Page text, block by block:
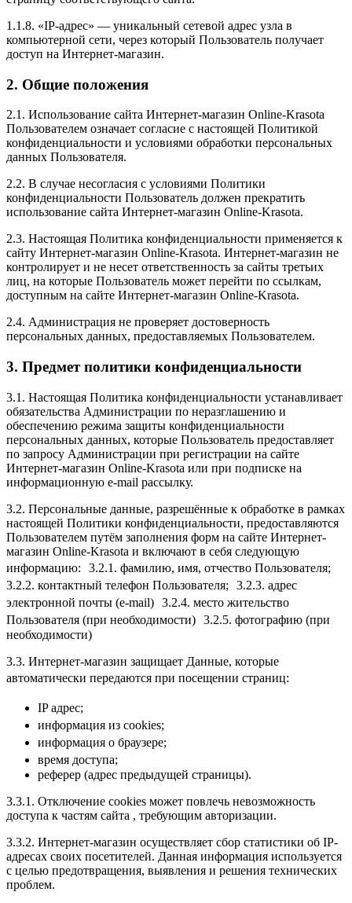
1.1.8. «IP-адрес» — уникальный сетевой адрес узла в
компьютерной сети, через который Пользователь получает
доступ на Интернет-магазин.
2. Общие положения
2.1. Использование сайта Интернет-магазин Online-Krasota
Пользователем означает согласие с настоящей Политикой
конфиденциальности и условиями обработки персональных
данных Пользователя.
2.2. В случае несогласия с условиями Политики
конфиденциальности Пользователь должен прекратить
использование сайта Интернет-магазин Online-Krasota.
2.3. Настоящая Политика конфиденциальности применяется к
сайту Интернет-магазин Online-Krasota. Интернет-магазин не
контролирует и не несет ответственность за сайты третьих
лиц, на которые Пользователь может перейти по ссылкам,
доступным на сайте Интернет-магазин Online-Krasota.
2.4. Администрация не проверяет достоверность
персональных данных, предоставляемых Пользователем.
3. Предмет политики конфиденциальности
3.1. Настоящая Политика конфиденциальности устанавливает
обязательства Администрации по неразглашению и
обеспечению режима защиты конфиденциальности
персональных данных, которые Пользователь предоставляет
по запросу Администрации при регистрации на сайте
Интернет-магазин Online-Krasota или при подписке на
информационную e-mail рассылку.
3.2. Персональные данные, разрешённые к обработке в рамках
настоящей Политики конфиденциальности, предоставляются
Пользователем путём заполнения форм на сайте Интернет-
магазин Online-Krasota и включают в себя следующую
информацию: 3.2.1. фамилию, имя, отчество Пользователя;
3.2.2. контактный телефон Пользователя; 3.2.3. адрес
электронной почты (e-mail) 3.2.4. место жительство
Пользователя (при необходимости) 3.2.5. фотографию (при
необходимости)
3.3. Интернет-магазин защищает Данные, которые
автоматически передаются при посещении страниц:
IP адрес;
информация из cookies;
информация о браузере;
время доступа;
реферер (адрес предыдущей страницы).
3.3.1. Отключение cookies может повлечь невозможность
доступа к частям сайта , требующим авторизации.
3.3.2. Интернет-магазин осуществляет сбор статистики об IP-
адресах своих посетителей. Данная информация используется
с целью предотвращения, выявления и решения технических
проблем.